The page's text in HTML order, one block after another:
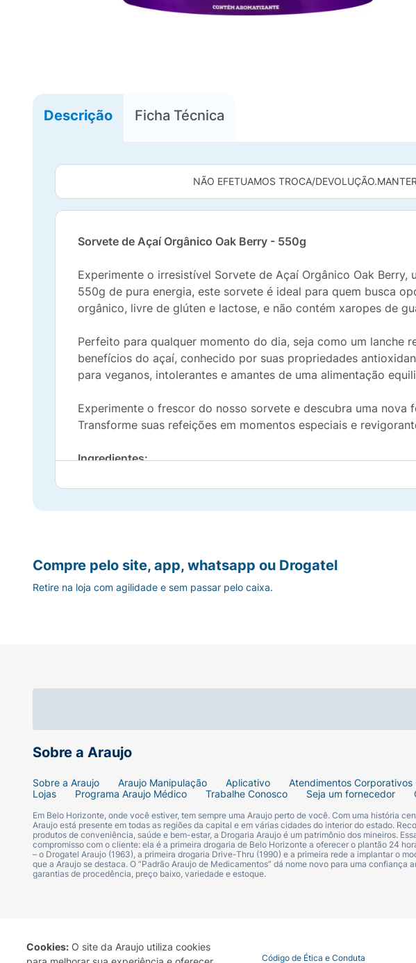
Cookies: O site da Araujo utiliza cookies
Descrição Ficha Técnica
NÃO EFETUAMOS TROCA/DEVOLUÇÃO.
Sorvete de Açaí Orgânico Oak Berry - 550g
Experimente o irresistível Sorvete de Açaí Orgânico Oak
550g de pura energia, este sorvete é ideal para quem busca
orgânico, livre de glúten e lactose, e não contém xaropes de
Perfeito para qualquer momento do dia, seja como um lanche
benefícios do açaí, conhecido por suas propriedades
para veganos, intolerantes e amantes de uma alimentação
Experimente o frescor do nosso sorvete e descubra uma
Transforme suas refeições em momentos especiais e
Ingredientes:
Açaí orgânico, água, açúcar demerara orgânico, calda de
cítrico. * Não orgânico.
Sobre a Araujo
Sobre a Araujo Araujo Manipulação Aplicativo Atendimentos Corporativos
Lojas
Programa Araujo Médico Trabalhe Conosco Seja um fornecedor
Em Belo Horizonte, onde você estiver, tem sempre uma Araujo perto de você. Com uma história
Araujo está presente em todas as regiões da capital e em várias cidades do interior do estado.
produtos de conveniência, saúde e bem-estar, a Drogaria Araujo é um patrimônio dos mineiros.
compromisso com o cliente: ela é a primeira drogaria de Belo Horizonte a oferecer o plantão 24
– o Drogatel Araujo (1963), a primeira drogaria Drive-Thru (1990) e a primeira rede a implantar o
que a Araujo se destaca. O “Padrão Araujo de Medicamentos” dá nome novo para uma
garantias de procedência, preço baixo, variedade e estoque.
Compre pelo site, app, whatsapp ou Drogatel
Retire na loja com agilidade e sem passar pelo caixa.
Termo de Uso Portal da Privacidade Covid-19 Código de Ética e Conduta